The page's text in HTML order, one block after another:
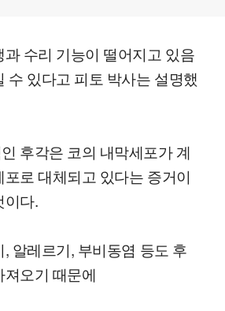
수리 기능이 떨어지고 있음
수 있다고 피토 박사는 설명했
후각은 코의 내막세포가 계
로 대체되고 있다는 증거이
이다.
알레르기, 부비동염 등도 후
오기 때문에